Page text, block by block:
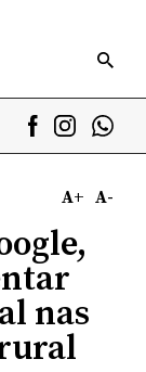
A+ A-
nas